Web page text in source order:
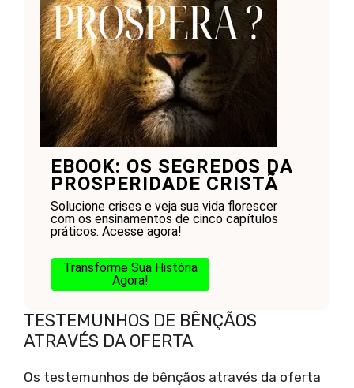
EBOOK: OS SEGREDOS DA
PROSPERIDADE CRISTÃ
Solucione crises e veja sua vida florescer
com os ensinamentos de cinco capítulos
práticos. Acesse agora!
Transforme Sua História
Agora!
TESTEMUNHOS DE BÊNÇÃOS
ATRAVÉS DA OFERTA
Os testemunhos de bênçãos através da oferta